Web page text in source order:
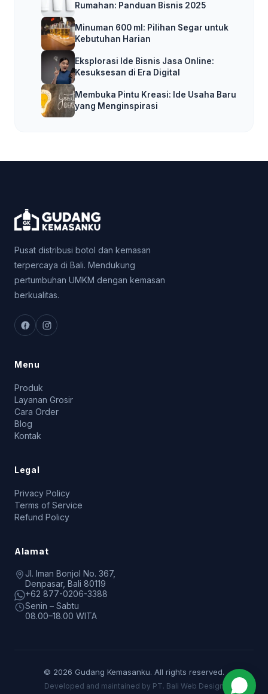
Rumahan: Panduan Bisnis 2025
Minuman 600 ml: Pilihan Segar untuk
Kebutuhan Harian
Eksplorasi Ide Bisnis Jasa Online:
Kesuksesan di Era Digital
Membuka Pintu Kreasi: Ide Usaha Baru
yang Menginspirasi
Pusat distribusi botol dan kemasan
terpercaya di Bali. Mendukung
pertumbuhan UMKM dengan kemasan
berkualitas.
Menu
Produk
Layanan Grosir
Cara Order
Blog
Kontak
Legal
Privacy Policy
Terms of Service
Refund Policy
Alamat
Jl. Iman Bonjol No. 367,
Denpasar, Bali 80119
+62 877-0206-3388
Senin – Sabtu
08.00–18.00 WITA
© 2026 Gudang Kemasanku. All rights reserved.
Developed and maintained by PT. Bali Web Design